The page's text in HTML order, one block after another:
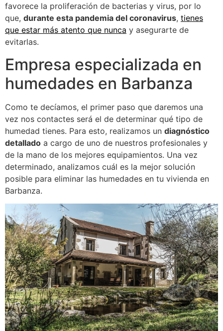
favorece la proliferación de bacterias y virus, por lo
que, durante esta pandemia del coronavirus, tienes
que estar más atento que nunca y asegurarte de
evitarlas.
Empresa especializada en
humedades en Barbanza
Como te decíamos, el primer paso que daremos una
vez nos contactes será el de determinar qué tipo de
humedad tienes. Para esto, realizamos un diagnóstico
detallado a cargo de uno de nuestros profesionales y
de la mano de los mejores equipamientos. Una vez
determinado, analizamos cuál es la mejor solución
posible para eliminar las humedades en tu vivienda en
Barbanza.